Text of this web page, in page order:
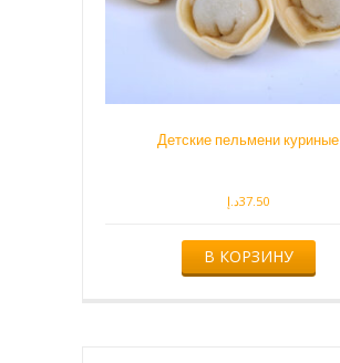
Детские пельмени куриные
37.50د.إ
В КОРЗИНУ